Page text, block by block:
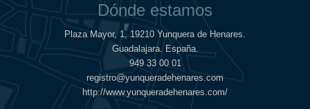
Dónde estamos
Plaza Mayor, 1, 19210 Yunquera de Henares.
Guadalajara. España.
949 33 00 01
registro@yunqueradehenares.com
http://www.yunqueradehenares.com/